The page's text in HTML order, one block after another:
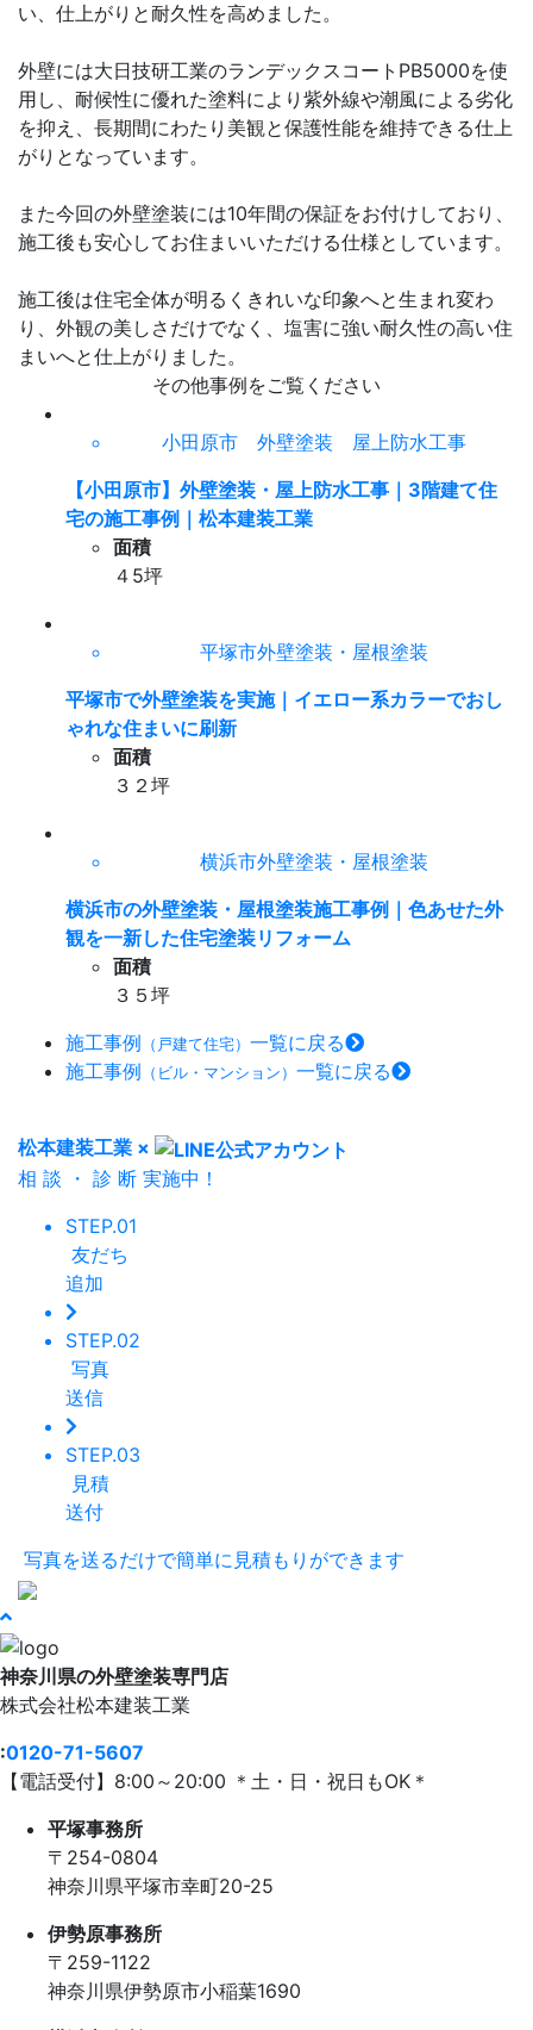
い、仕上がりと耐久性を高めました。
外壁には大日技研工業のランデックスコートPB5000を使
用し、耐候性に優れた塗料により紫外線や潮風による劣化
を抑え、長期間にわたり美観と保護性能を維持できる仕上
がりとなっています。
また今回の外壁塗装には10年間の保証をお付けしており、
施工後も安心してお住まいいただける仕様としています。
施工後は住宅全体が明るくきれいな印象へと生まれ変わ
り、外観の美しさだけでなく、塩害に強い耐久性の高い住
まいへと仕上がりました。
その他事例をご覧ください
小田原市 外壁塗装 屋上防水工事
【小田原市】外壁塗装・屋上防水工事｜3階建て住
宅の施工事例｜松本建装工業
面積
４5坪
平塚市外壁塗装・屋根塗装
平塚市で外壁塗装を実施｜イエロー系カラーでおし
ゃれな住まいに刷新
面積
３２坪
横浜市外壁塗装・屋根塗装
横浜市の外壁塗装・屋根塗装施工事例｜色あせた外
観を一新した住宅塗装リフォーム
面積
３５坪
施工事例 （戸建て住宅） 一覧に戻る
施工事例 （ビル・マンション） 一覧に戻る
松本建装工業 ×
相 談 ・ 診 断 実施中！
STEP.01
友だち
追加
STEP.02
写真
送信
STEP.03
見積
送付
写真を送るだけで簡単に見積もりができます
神奈川県の外壁塗装専門店
株式会社松本建装工業
:0120-71-5607
【電話受付】8:00～20:00 ＊土・日・祝日もOK＊
平塚事務所
〒254-0804
神奈川県平塚市幸町20-25
伊勢原事務所
〒259-1122
神奈川県伊勢原市⼩稲葉1690